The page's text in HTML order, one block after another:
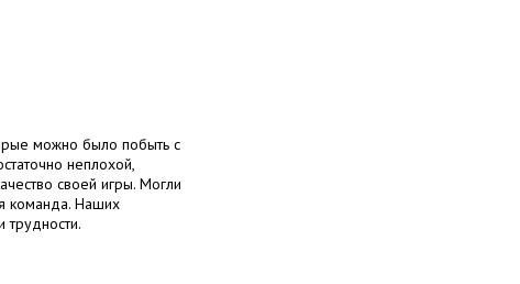
можно было побыть с
неплохой,
своей игры. Могли
команда. Наших